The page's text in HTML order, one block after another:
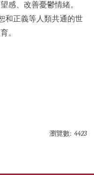
感、改善憂鬱情緒。
和正義等人類共通的世
。
瀏覽數: 4423